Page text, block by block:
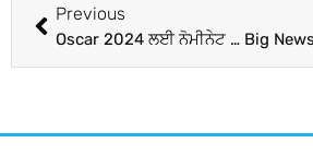
Previous
Oscar 2024 ਲਈ ਨੋਮੀਨੇਟ ਹੋਈ ਨਿਸ਼ਾ ਪਾਹੂਜਾ ਦੀ To Kill a Tiger, ਤੁਹਾਨੂੰ ਹੈਰਾਨ ਕਰ ਦੇਵੇਗੀ ਕਹਾਣੀ